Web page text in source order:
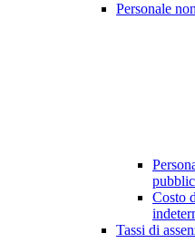
Personale
Costo
Tassi di